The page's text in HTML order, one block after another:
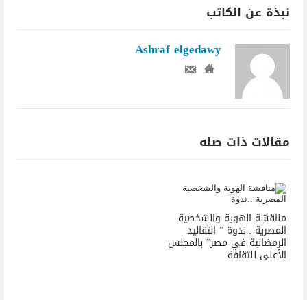
نبذة عن الكاتب
Ashraf elgedawy
مقالات ذات صله
مناقشة الهوية والشخصية
المصرية ..ندوة ” التقاليد
الرمضانية في مصر” بالمجلس
الأعلى للثقافة